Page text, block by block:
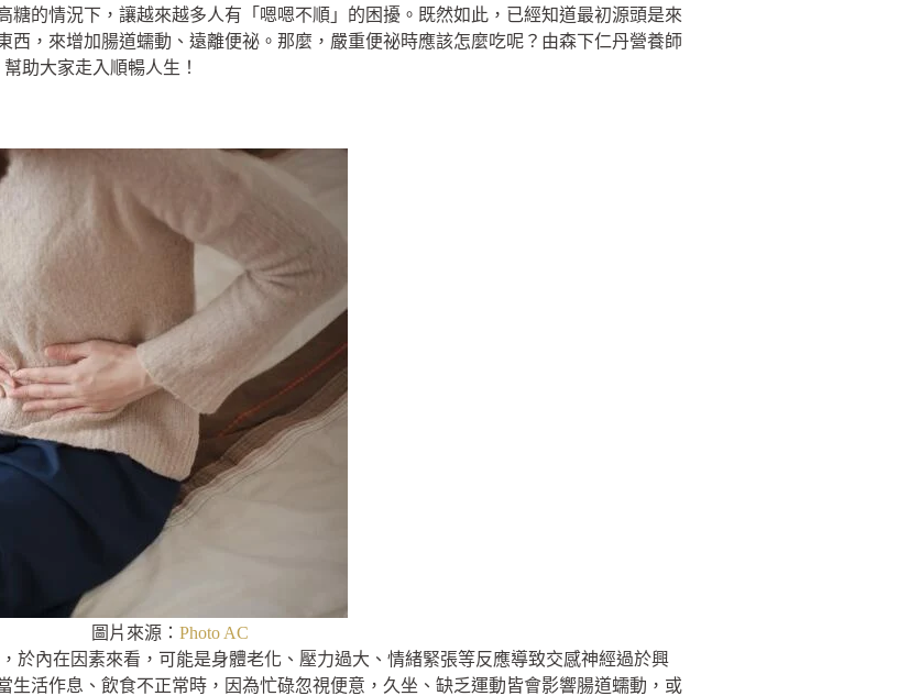
糖的情況下，讓越來越多人有「嗯嗯不順」的困擾。既然如此，已經知道最初源頭是來
西，來增加腸道蠕動、遠離便祕。那麼，嚴重便祕時應該怎麼吃呢？由森下仁丹營養師
助大家走入順暢人生！
圖片來源： Photo AC
於內在因素來看，可能是身體老化、壓力過大、情緒緊張等反應導致交感神經過於興
生活作息、飲食不正常時，因為忙碌忽視便意，久坐、缺乏運動皆會影響腸道蠕動，或